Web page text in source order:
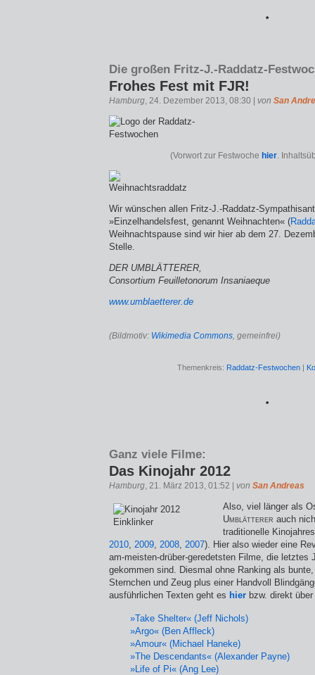
*
Die großen Fritz-J.-Raddatz-
Frohes Fest mit FJR!
Hamburg, 24. Dezember 2013, 08:30 | von San
(Vorwort zur Festwoche hier.
Wir wünschen allen Fritz-J.-Raddatz-
»Einzelhandelsfest, genannt Weihnachten« (
Weihnachtspause sind wir hier ab dem 27.
Stelle.
DER UMBLÄTTERER,
Consortium Feuilletonorum Insaniaeque
www.umblaetterer.de
(Bildmotiv: Wikimedia Commons, gemeinfrei)
Themenkreis: Raddatz-Festwochen |
*
Ganz viele Filme:
Das Kinojahr 2012
Hamburg, 21. März 2013, 01:52 | von San Andreas
Also, viel länger als
Umblätterer auch
traditionelle
2010, 2009, 2008, 2007). Hier also wieder eine
am-meisten-drüber-geredetsten Filme, die letztes
gekommen sind. Diesmal ohne Ranking als
Sternchen und Zeug plus einer Handvoll
ausführlichen Texten geht es hier bzw. direkt
»Take Shelter« (Jeff Nichols)
»Argo« (Ben Affleck)
»Amour« (Michael Haneke)
»The Descendants« (Alexander Payne)
»Life of Pi« (Ang Lee)